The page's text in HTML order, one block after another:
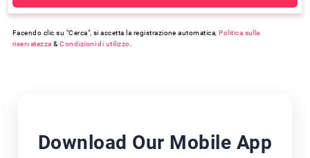
Facendo clic su "Cerca", si accetta la registrazione automatica, Politica sulla
riservatezza &Condizioni di utilizzo
Download Our Mobile App